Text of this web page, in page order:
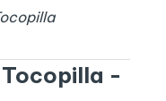
-